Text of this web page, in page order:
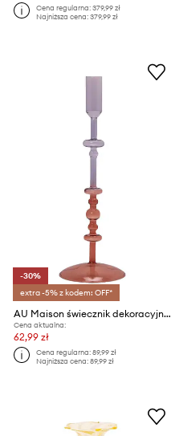
Cena regularna:379,99 zł
Najniższa cena:379,99 zł
-30%
extra -5% z kodem: OFF*
AU Maison świecznik dekoracyjny
Cena aktualna:
62,99 zł
Cena regularna:89,99 zł
Najniższa cena:89,99 zł